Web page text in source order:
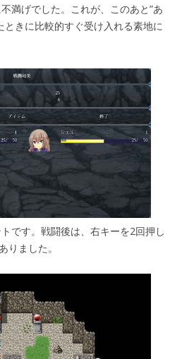
満げでした。これが、このあと”あ
ときに比較的すぐ受け入れる素地に
です。戦闘後は、右キーを2回押し
りました。